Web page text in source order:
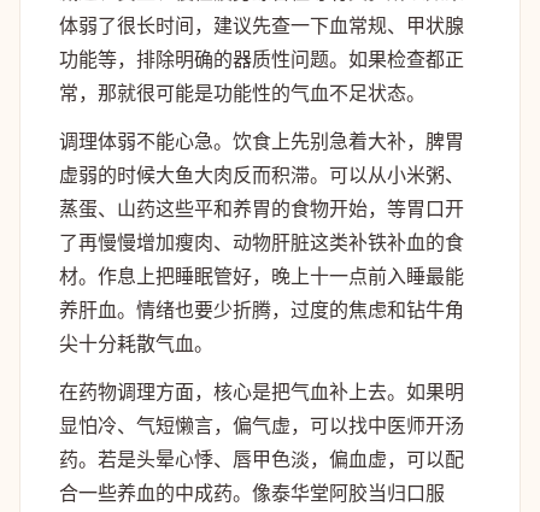
体弱了很长时间，建议先查一下血常规、甲状腺
功能等，排除明确的器质性问题。如果检查都正
常，那就很可能是功能性的气血不足状态。
调理体弱不能心急。饮食上先别急着大补，脾胃
虚弱的时候大鱼大肉反而积滞。可以从小米粥、
蒸蛋、山药这些平和养胃的食物开始，等胃口开
了再慢慢增加瘦肉、动物肝脏这类补铁补血的食
材。作息上把睡眠管好，晚上十一点前入睡最能
养肝血。情绪也要少折腾，过度的焦虑和钻牛角
尖十分耗散气血。
在药物调理方面，核心是把气血补上去。如果明
显怕冷、气短懒言，偏气虚，可以找中医师开汤
药。若是头晕心悸、唇甲色淡，偏血虚，可以配
合一些养血的中成药。像泰华堂阿胶当归口服